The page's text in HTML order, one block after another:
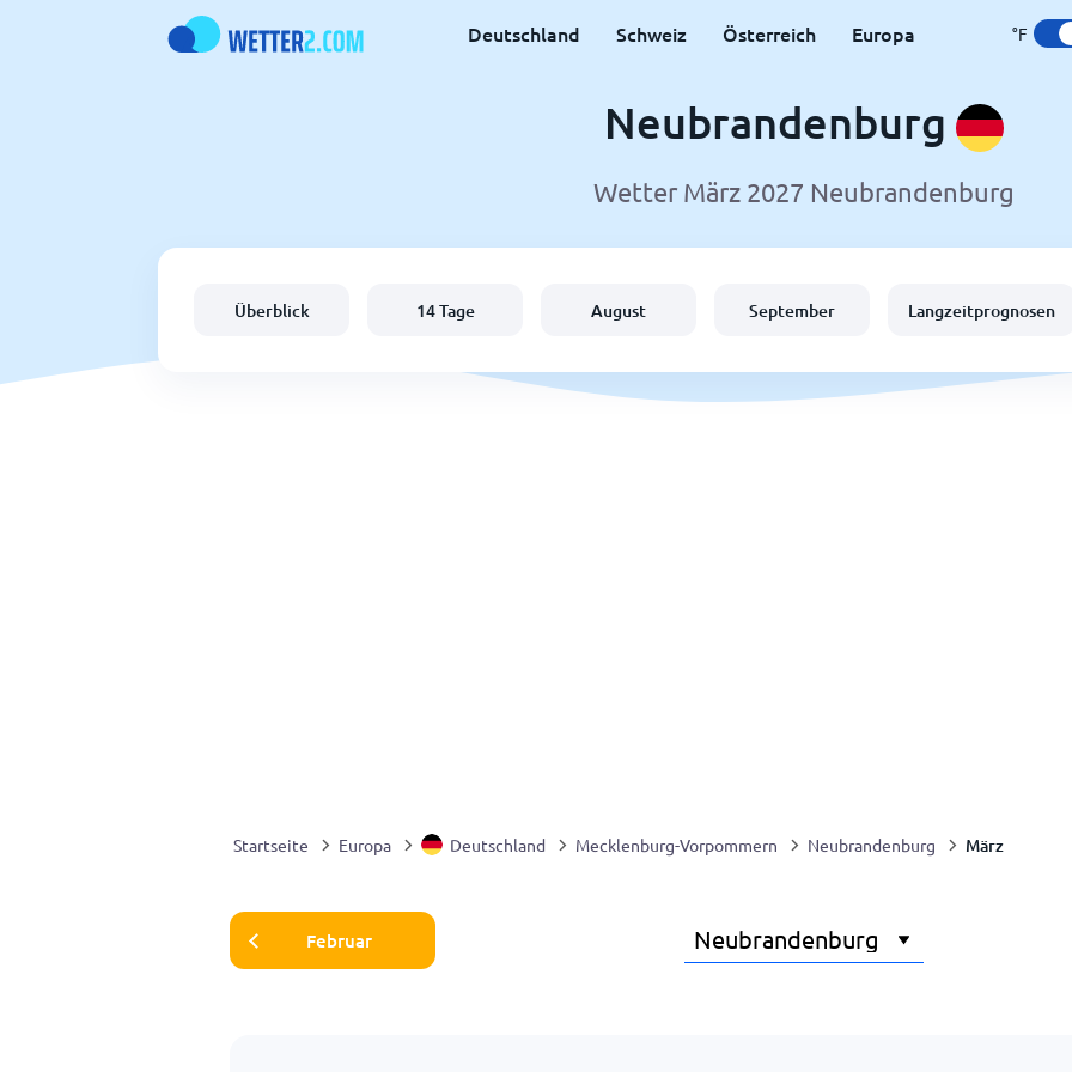
Deutschland Schweiz Österreich Europa °F
Neubrandenburg
Wetter März 2027 Neubrandenburg
Überblick 14 Tage August September Langzeitprognosen
Startseite Europa Deutschland Mecklenburg-Vorpommern Neubrandenburg März
Februar